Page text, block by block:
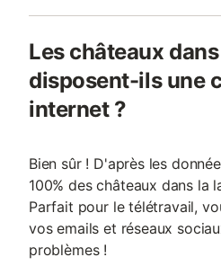
Les châteaux
disposent-ils une
internet ?
Bien sûr ! D'après les
100% des châteaux dans la
Parfait pour le télétravail,
vos emails et réseaux
problèmes !